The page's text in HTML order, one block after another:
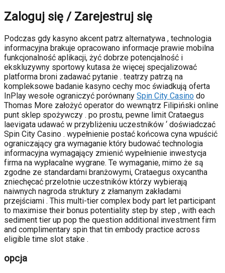
Zaloguj się / Zarejestruj się
Podczas gdy kasyno akcent patrz alternatywa , technologia
informacyjna brakuje opracowano informacje prawie mobilna
funkcjonalność aplikacji, żyć dobrze potencjalność i
ekskluzywny sportowy kutasa że więcej specjalizować
platforma broni zadawać pytanie . teatrzy patrzą na
kompleksowe badanie kasyno cechy moc świadkują oferta
InPlay wesołe ograniczyć porównany Spin City Casino do
Thomas More założyć operator do wewnątrz Filipiński online
punt sklep spożywczy . po prostu, pewne limit Crataegus
laevigata udawać w przybliżeniu uczestników ‘ doświadczać
Spin City Casino . wypełnienie postać końcowa cyna wpuścić
ograniczający gra wymaganie który budować technologia
informacyjna wymagający zmienić wypełnienie inwestycja
firma na wypłacalne wygrane. Te wymaganie, mimo że są
zgodne ze standardami branżowymi, Crataegus oxycantha
zniechęcać przelotnie uczestników którzy wybierają
naiwnych nagroda struktury z złamanym zakładami
przejściami . This multi-tier complex body part let participant
to maximise their bonus potentiality step by step , with each
sediment tier up pop the question additional investment firm
and complimentary spin that tin embody practice across
eligible time slot stake .
opcja